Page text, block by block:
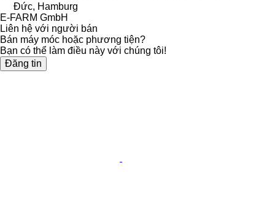
Đức, Hamburg
E-FARM GmbH
Liên hệ với người bán
Bán máy móc hoặc phương tiện?
Bạn có thể làm điều này với chúng tôi!
Đăng tin